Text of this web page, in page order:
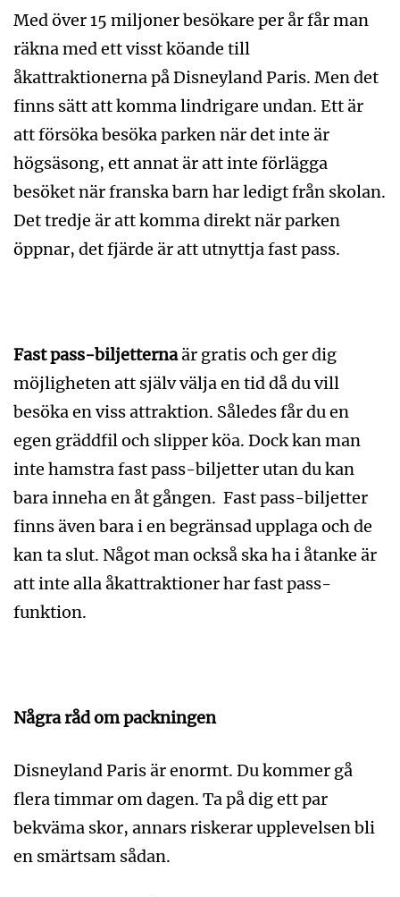
Med över 15 miljoner besökare per år får man
räkna med ett visst köande till
åkattraktionerna på Disneyland Paris. Men det
finns sätt att komma lindrigare undan. Ett är
att försöka besöka parken när det inte är
högsäsong, ett annat är att inte förlägga
besöket när franska barn har ledigt från skolan.
Det tredje är att komma direkt när parken
öppnar, det fjärde är att utnyttja fast pass.
Fast pass-biljetternaär gratis och ger dig
möjligheten att själv välja en tid då du vill
besöka en viss attraktion. Således får du en
egen gräddfil och slipper köa. Dock kan man
inte hamstra fast pass-biljetter utan du kan
bara inneha en åt gången. Fast pass-biljetter
finns även bara i en begränsad upplaga och de
kan ta slut. Något man också ska ha i åtanke är
att inte alla åkattraktioner har fast pass-
funktion.
Några råd om packningen
Disneyland Paris är enormt. Du kommer gå
flera timmar om dagen. Ta på dig ett par
bekväma skor, annars riskerar upplevelsen bli
en smärtsam sådan.